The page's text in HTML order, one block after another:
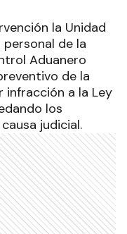
la Unidad
personal de la
Aduanero
de la
a la Ley
los
judicial.